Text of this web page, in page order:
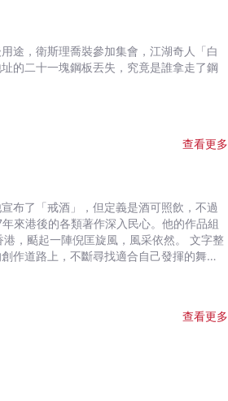
查看更多
來港後的各類著作深入民心。他的作品組
起一陣倪匡旋風，風采依然。 文字整
產力促進局製作）,《大偵探福爾摩斯》
查看更多